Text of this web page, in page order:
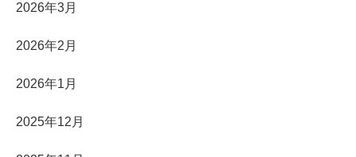
2026年3月
2026年2月
2026年1月
2025年12月